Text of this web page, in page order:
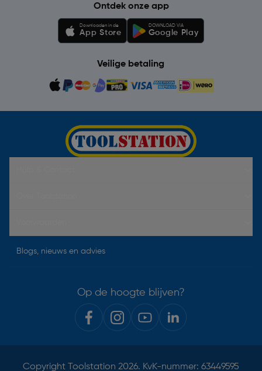
Ontdek onze app
Downloaden in de
App Store
DOWNLOAD VIA
Google Play
Veilige betaling
Blogs, nieuws en advies
Op de hoogte blijven?
Copyright Toolstation 2026. KvK-nummer: 63449595